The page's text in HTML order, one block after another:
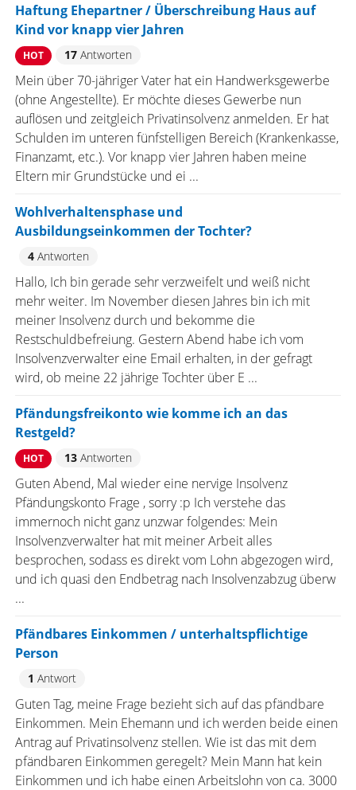
Haftung Ehepartner / Überschreibung Haus auf
Kind vor knapp vier Jahren
HOT 17Antworten
Mein über 70-jähriger Vater hat ein Handwerksgewerbe
(ohne Angestellte). Er möchte dieses Gewerbe nun
auflösen und zeitgleich Privatinsolvenz anmelden. Er hat
Schulden im unteren fünfstelligen Bereich (Krankenkasse,
Finanzamt, etc.). Vor knapp vier Jahren haben meine
Eltern mir Grundstücke und ei ...
Wohlverhaltensphase und
Ausbildungseinkommen der Tochter?
4Antworten
Hallo, Ich bin gerade sehr verzweifelt und weiß nicht
mehr weiter. Im November diesen Jahres bin ich mit
meiner Insolvenz durch und bekomme die
Restschuldbefreiung. Gestern Abend habe ich vom
Insolvenzverwalter eine Email erhalten, in der gefragt
wird, ob meine 22 jährige Tochter über E ...
Pfändungsfreikonto wie komme ich an das
Restgeld?
HOT 13Antworten
Guten Abend, Mal wieder eine nervige Insolvenz
Pfändungskonto Frage , sorry :p Ich verstehe das
immernoch nicht ganz unzwar folgendes: Mein
Insolvenzverwalter hat mit meiner Arbeit alles
besprochen, sodass es direkt vom Lohn abgezogen wird,
und ich quasi den Endbetrag nach Insolvenzabzug überw
...
Pfändbares Einkommen / unterhaltspflichtige
Person
1 Antwort
Guten Tag, meine Frage bezieht sich auf das pfändbare
Einkommen. Mein Ehemann und ich werden beide einen
Antrag auf Privatinsolvenz stellen. Wie ist das mit dem
pfändbaren Einkommen geregelt? Mein Mann hat kein
Einkommen und ich habe einen Arbeitslohn von ca. 3000